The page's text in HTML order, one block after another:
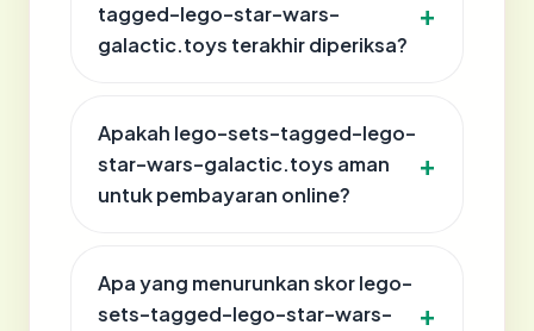
tagged-lego-star-wars-
galactic.toys terakhir diperiksa?
Apakah lego-sets-tagged-lego-
star-wars-galactic.toys aman
untuk pembayaran online?
Apa yang menurunkan skor lego-
sets-tagged-lego-star-wars-